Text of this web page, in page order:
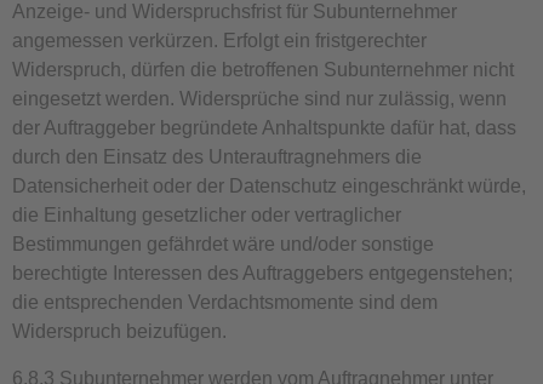
Anzeige- und Widerspruchsfrist für Subunternehmer
angemessen verkürzen. Erfolgt ein fristgerechter
Widerspruch, dürfen die betroffenen Subunternehmer nicht
eingesetzt werden. Widersprüche sind nur zulässig, wenn
der Auftraggeber begründete Anhaltspunkte dafür hat, dass
durch den Einsatz des Unterauftragnehmers die
Datensicherheit oder der Datenschutz eingeschränkt würde,
die Einhaltung gesetzlicher oder vertraglicher
Bestimmungen gefährdet wäre und/oder sonstige
berechtigte Interessen des Auftraggebers entgegenstehen;
die entsprechenden Verdachtsmomente sind dem
Widerspruch beizufügen.
6.8.3 Subunternehmer werden vom Auftragnehmer unter